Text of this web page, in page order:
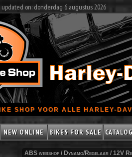
updated on: donderdag 6 augustus 2026
SHOP VOOR ALLE HARLEY-
NEW ONLINE BIKES FOR SALE
ABS webshop / Dynamo/Regelaar / 12V